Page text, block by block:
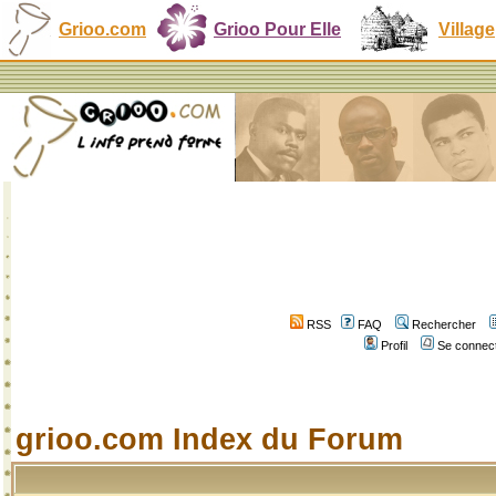
Grioo.com Grioo Pour Elle Village
RSS FAQ
Rechercher
Profil
Se
grioo.com Index du Forum